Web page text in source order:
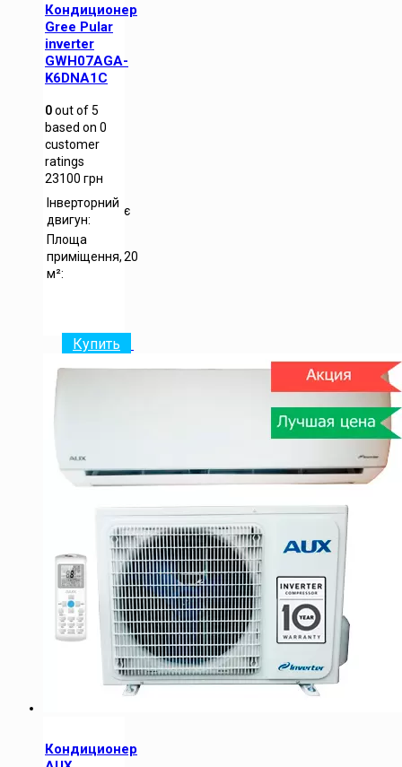
Кондиционер
Gree Pular
inverter
GWH07AGA-
K6DNA1C
0out of5
based on 0
customer
ratings
23100 грн
Інверторний
двигун:
є
Площа
приміщення,
м²:
20
Купить
Кондиционер